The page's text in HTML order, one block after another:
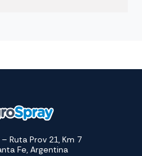
Ruta Prov 21, Km 7
Fe, Argentina